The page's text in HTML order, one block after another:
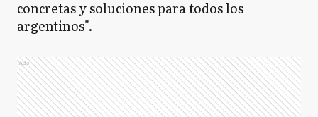
concretas y soluciones para todos los
argentinos".
Ads